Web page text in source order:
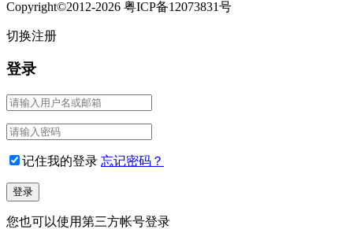
Copyright©2012-2026 粤ICP备12073831号
切换注册
登录
记住我的登录 忘记密码？
您也可以使用第三方帐号登录